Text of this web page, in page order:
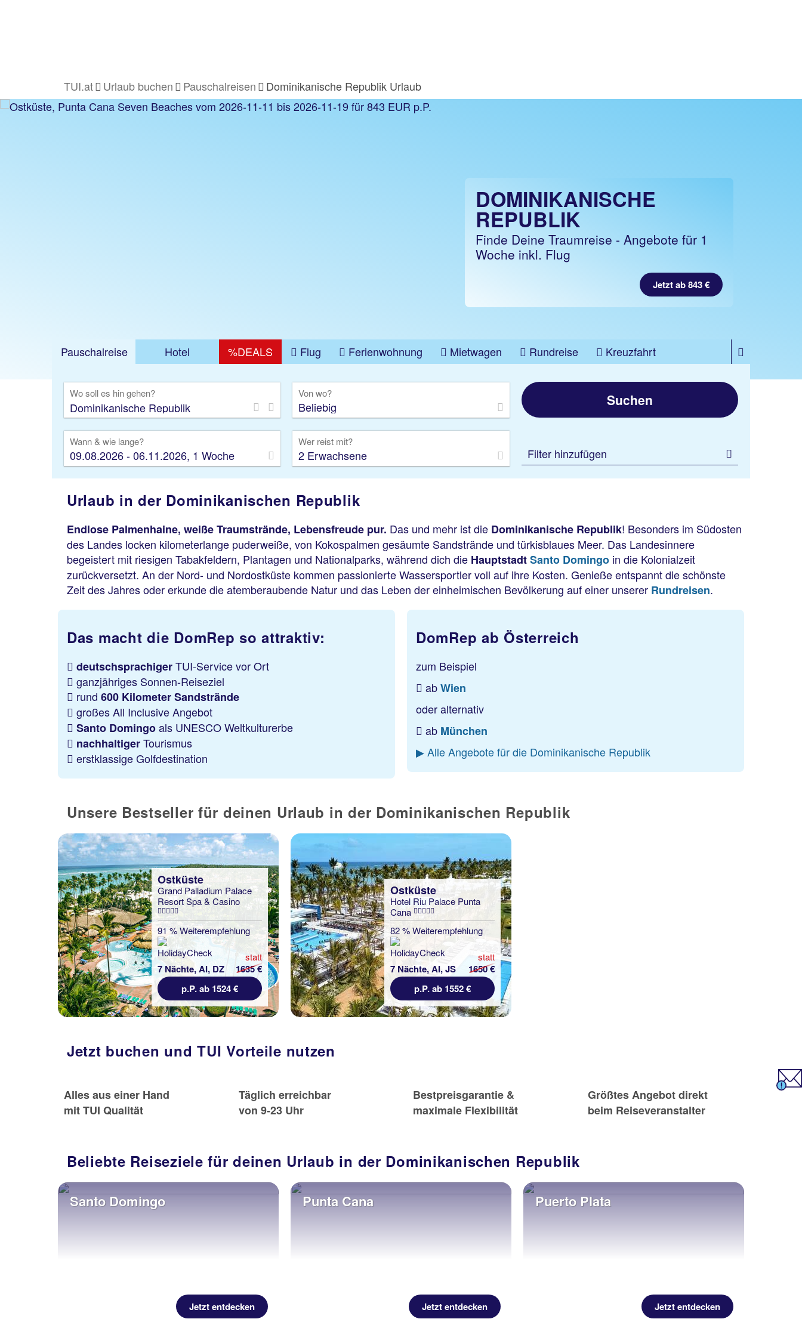
TUI.at Urlaub buchen Pauschalreisen Dominikanische Republik Urlaub
DOMINIKANISCHE
REPUBLIK
Finde Deine Traumreise - Angebote für 1
Woche inkl. Flug
Jetzt ab 843 €
Pauschalreise Hotel %DEALS Flug Ferienwohnung Mietwagen Rundreise
Kreuzfahrt
Wo soll es hin gehen? Von wo?
Beliebig
Wann & wie lange?
09.08.2026 - 06.11.2026, 1 Woche
Wer reist mit?
2 Erwachsene
Suchen
Filter hinzufügen
Urlaub in der Dominikanischen Republik
Endlose Palmenhaine, weiße Traumstrände, Lebensfreude pur. Das und mehr ist die Dominikanische Republik! Besonders im Südosten
des Landes locken kilometerlange puderweiße, von Kokospalmen gesäumte Sandstrände und türkisblaues Meer. Das Landesinnere
begeistert mit riesigen Tabakfeldern, Plantagen und Nationalparks, während dich die HauptstadtSanto Domingo in die Kolonialzeit
zurückversetzt. An der Nord- und Nordostküste kommen passionierte Wassersportler voll auf ihre Kosten. Genieße entspannt die schönste
Zeit des Jahres oder erkunde die atemberaubende Natur und das Leben der einheimischen Bevölkerung auf einer unserer Rundreisen.
Das macht die DomRep so attraktiv:
deutschsprachigerTUI-Service vor Ort
ganzjähriges Sonnen-Reiseziel
rund 600 Kilometer Sandstrände
großes All Inclusive Angebot
Santo Domingoals UNESCO Weltkulturerbe
nachhaltigerTourismus
erstklassige Golfdestination
DomRep ab Österreich
zum Beispiel
abWien
oder alternativ
ab München
▶ Alle Angebote für die Dominikanische Republik
Unsere Bestseller für deinen Urlaub in der Dominikanischen Republik
Ostküste
Grand Palladium Palace
Resort Spa & Casino
91 % Weiterempfehlung
7 Nächte, AI, DZ
statt
1635 €
p.P. ab 1524 €
Ostküste
Hotel Riu Palace Punta
Cana
82 % Weiterempfehlung
7 Nächte, AI, JS
statt
1650 €
p.P. ab 1552 €
Jetzt buchen und TUI Vorteile nutzen
Alles aus einer Hand
mit TUI Qualität
Täglich erreichbar
von 9-23 Uhr
Bestpreisgarantie &
maximale Flexibilität
Größtes Angebot direkt
beim Reiseveranstalter
Beliebte Reiseziele für deinen Urlaub in der Dominikanischen Republik
Santo Domingo
Jetzt entdecken
Punta Cana
Jetzt entdecken
Puerto Plata
Jetzt entdecken